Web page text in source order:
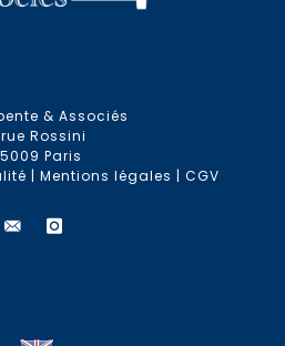
& Associés
Rossini
Paris
| Mentions légales | CGV